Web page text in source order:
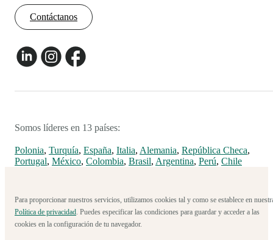
Contáctanos
Somos líderes en 13 países:
Polonia, Turquía, España, Italia, Alemania, República Checa,
Portugal, México, Colombia, Brasil, Argentina, Perú, Chile
Para proporcionar nuestros servicios, utilizamos cookies tal y como se establece en
Política de privacidad. Puedes especificar las condiciones para guardar y acceder a las
cookies en la configuración de tu navegador.